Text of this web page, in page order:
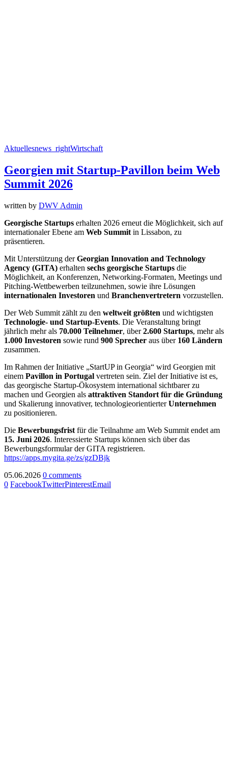
Aktuellesnews_rightWirtschaft
Georgien mit Startup-Pavillon beim Web
Summit 2026
written by DWV Admin
Georgische Startups erhalten 2026 erneut die Möglichkeit, sich auf
internationaler Ebene am Web Summit in Lissabon, zu
präsentieren.
Mit Unterstützung derGeorgian Innovation and Technology
Agency (GITA) erhalten sechs georgische Startups die
Möglichkeit, an Konferenzen, Networking-Formaten, Meetings und
Pitching-Wettbewerben teilzunehmen, sowie ihre Lösungen
internationalen Investoren und Branchenvertretern vorzustellen.
Der Web Summit zählt zu den weltweit größten und wichtigsten
Technologie- und Startup-Events. Die Veranstaltung bringt
jährlich mehr als 70.000 Teilnehmer, über2.600 Startups, mehr als
1.000 Investoren sowie rund 900 Sprecher aus über 160 Ländern
zusammen.
Im Rahmen der Initiative „StartUP in Georgia“ wird Georgien mit
einem Pavillon in Portugal vertreten sein. Ziel der Initiative ist es,
das georgische Startup-Ökosystem international sichtbarer zu
machen und Georgien als attraktiven Standort für die Gründung
und Skalierung innovativer, technologieorientierterUnternehmen
zu positionieren.
Die Bewerbungsfrist für die Teilnahme am Web Summit endet am
15. Juni 2026. Interessierte Startups können sich über das
Bewerbungsformular der GITA registrieren.
https://apps.mygita.ge/zs/gzDBjk
05.06.2026 0 comments
0 FacebookTwitterPinterestEmail